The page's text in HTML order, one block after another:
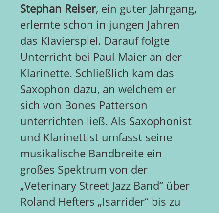
Stephan Reiser, ein guter Jahrgang,
erlernte schon in jungen Jahren
das Klavierspiel. Darauf folgte
Unterricht bei Paul Maier an der
Klarinette. Schließlich kam das
Saxophon dazu, an welchem er
sich von Bones Patterson
unterrichten ließ. Als Saxophonist
und Klarinettist umfasst seine
musikalische Bandbreite ein
großes Spektrum von der
„Veterinary Street Jazz Band“ über
Roland Hefters „Isarrider“ bis zu